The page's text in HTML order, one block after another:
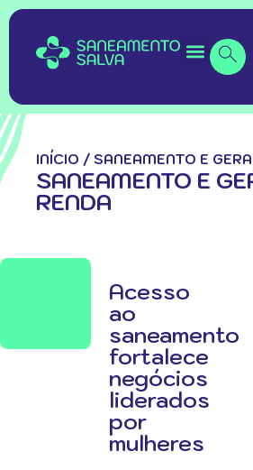
INÍCIO / SANEAMENTO E
SANEAMENTO E
RENDA
Acesso
ao
saneamento
fortalece
negócios
liderados
por
mulheres